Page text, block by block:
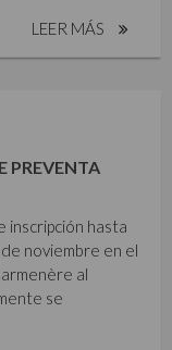
LEER MÁS
PREVENTA
inscripción hasta
noviembre en el
al
se